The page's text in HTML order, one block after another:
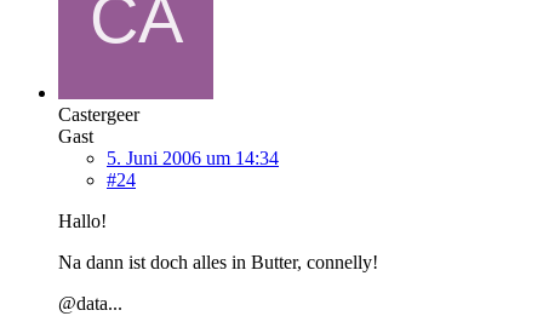
Castergeer
Gast
5. Juni 2006 um 14:34
#24
Hallo!
Na dann ist doch alles in Butter, connelly!
@data...